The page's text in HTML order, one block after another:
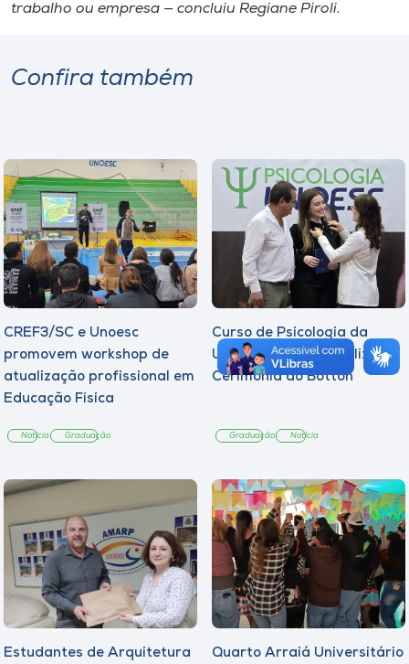
trabalho ou empresa — concluiu Regiane Piroli.
Confira também
CREF3/SC e Unoesc
promovem workshop de
atualização profissional em
Educação Física
Notícia Graduação
Curso de Psicologia da
Unoesc Joaçaba realiza 2ª
Cerimônia do Botton
Graduação Notícia
Estudantes de Arquitetura Quarto Arraiá Universitário